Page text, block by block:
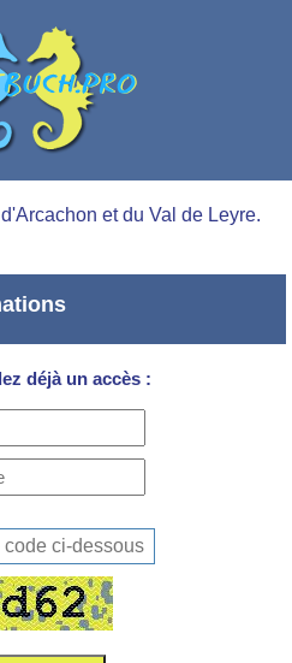
et du Val de Leyre.
déjà un accès :